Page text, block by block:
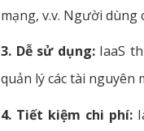
mạng, v.v. Người dùng
3. Dễ sử dụng:IaaS
quản lý các tài nguyên
4. Tiết kiệm chi phí: